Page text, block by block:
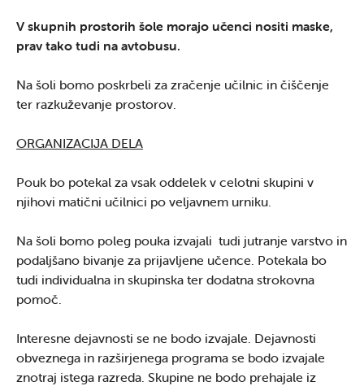
V skupnih prostorih šole morajo učenci nositi maske,
prav tako tudi na avtobusu.
Na šoli bomo poskrbeli za zračenje učilnic in čiščenje
ter razkuževanje prostorov.
ORGANIZACIJA DELA
Pouk bo potekal za vsak oddelek v celotni skupini v
njihovi matični učilnici po veljavnem urniku.
Na šoli bomo poleg pouka izvajali tudi jutranje varstvo in
podaljšano bivanje za prijavljene učence. Potekala bo
tudi individualna in skupinska ter dodatna strokovna
pomoč.
Interesne dejavnosti se ne bodo izvajale. Dejavnosti
obveznega in razširjenega programa se bodo izvajale
znotraj istega razreda. Skupine ne bodo prehajale iz